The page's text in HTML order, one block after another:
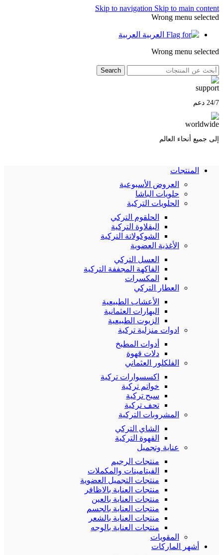
Skip to navigation Skip to main content
Wrong menu selected
العربية
Wrong menu selected
Search
24/7 دعم
إلى جميع أنحاء العالم
المنتجات
العروض الأسبوعية
حلويات الباشا
الحلويات التركية
الحلقوم التركي
البقلاوة التركية
الشوكولاتة التركية
الأغذية العضوية
العسل التركي
الفاكهة المجففة التركية
المكسرات
العطار التركي
الأعشاب الطبيعية
البهارات العثمانية
الزيوت الطبيعية
ادوات منزلية تركية
أدوات المطبخ
دلات قهوة
الفلكلور العثماني
اكسسوارات تركية
خواتم تركية
سبح تركية
تحف تركية
المشروبات التركية
الشاي التركي
القهوة التركية
عناية وتجميل
منتجات الرجيم
الفيتامينات والمكملات
منتجات التجميل العضوية
منتجات العناية بالاظافر
منتجات العناية بالعين
منتجات العناية بالجسم
منتجات العناية بالشعر
منتجات العناية بالوجه
المقويات
أشهر الماركات